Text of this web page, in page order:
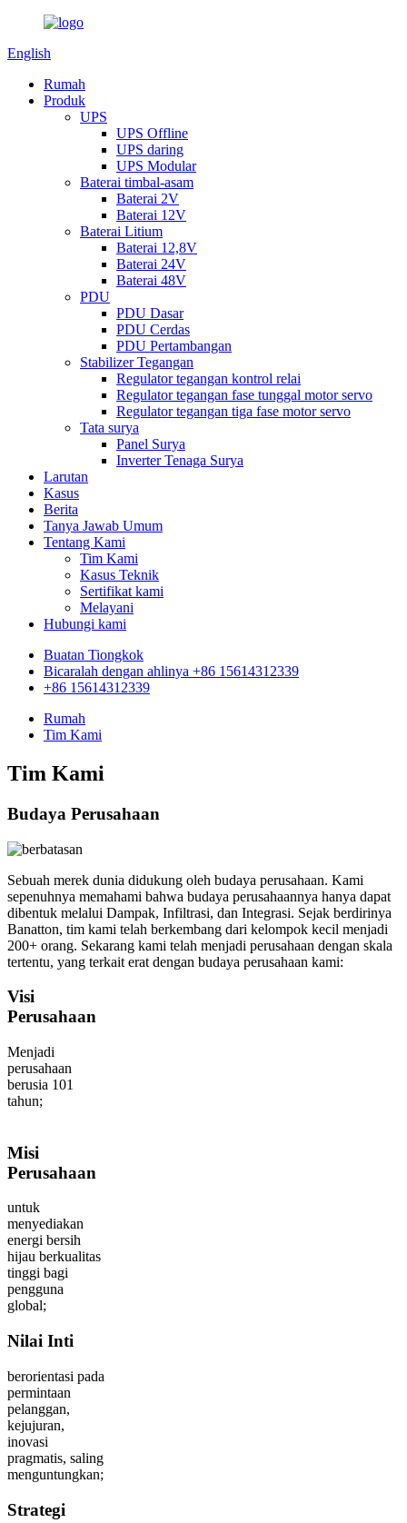
English
Rumah
Produk
UPS
UPS Offline
UPS daring
UPS Modular
Baterai timbal-asam
Baterai 2V
Baterai 12V
Baterai Litium
Baterai 12,8V
Baterai 24V
Baterai 48V
PDU
PDU Dasar
PDU Cerdas
PDU Pertambangan
Stabilizer Tegangan
Regulator tegangan kontrol relai
Regulator tegangan fase tunggal motor servo
Regulator tegangan tiga fase motor servo
Tata surya
Panel Surya
Inverter Tenaga Surya
Larutan
Kasus
Berita
Tanya Jawab Umum
Tentang Kami
Tim Kami
Kasus Teknik
Sertifikat kami
Melayani
Hubungi kami
Buatan Tiongkok
Bicaralah dengan ahlinya +86 15614312339
+86 15614312339
Rumah
Tim Kami
Tim Kami
Budaya Perusahaan
Sebuah merek dunia didukung oleh budaya perusahaan. Kami
sepenuhnya memahami bahwa budaya perusahaannya hanya dapat
dibentuk melalui Dampak, Infiltrasi, dan Integrasi. Sejak berdirinya
Banatton, tim kami telah berkembang dari kelompok kecil menjadi
200+ orang. Sekarang kami telah menjadi perusahaan dengan skala
tertentu, yang terkait erat dengan budaya perusahaan kami:
Visi
Perusahaan
Menjadi
perusahaan
berusia 101
tahun;
Misi
Perusahaan
untuk
menyediakan
energi bersih
hijau berkualitas
tinggi bagi
pengguna
global;
Nilai Inti
berorientasi pada
permintaan
pelanggan,
kejujuran,
inovasi
pragmatis, saling
menguntungkan;
Strategi